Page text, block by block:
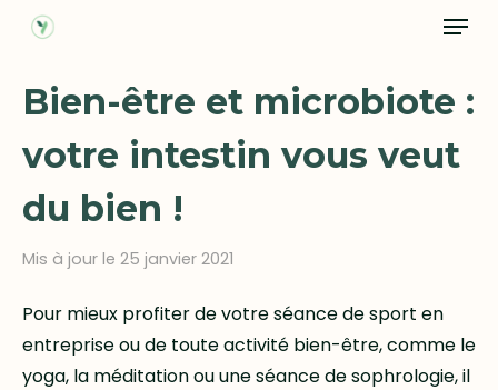
Skip
content
Menu
Bien-être et microbiote :
votre intestin vous veut
du bien !
Mis à jour le 25 janvier 2021
Pour mieux profiter de votre séance de sport en
entreprise ou de toute activité bien-être, comme le
yoga, la méditation ou une séance de sophrologie, il
Menu